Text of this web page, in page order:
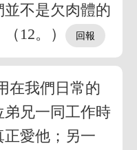
不是欠肉體的
12。）
在我們日常的
兄一同工作時
愛他；另一